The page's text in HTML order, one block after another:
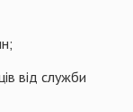
від служби